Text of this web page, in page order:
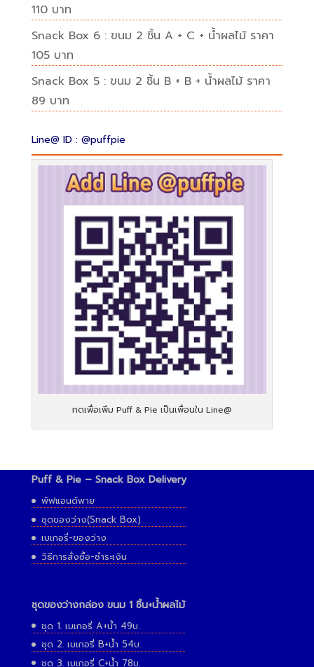
110 บาท
Snack Box 6 : ขนม 2 ชิ้น A + C + น้ำผลไม้ ราคา
105 บาท
Snack Box 5 : ขนม 2 ชิ้น B + B + น้ำผลไม้ ราคา
89 บาท
Line@ ID : @puffpie
กดเพื่อเพิ่ม Puff & Pie เป็นเพื่อนใน Line@
Puff & Pie – Snack Box Delivery
พัฟแอนด์พาย
ชุดของว่าง(Snack Box)
เบเกอรี่-ของว่าง
วิธีการสั่งซื้อ-ชำระเงิน
ชุดของว่างกล่อง ขนม 1 ชิ้น+น้ำผลไม้
ชุด 1. เบเกอรี่ A+น้ำ 49บ.
ชุด 2. เบเกอรี่ B+น้ำ 54บ.
ชุด 3. เบเกอรี่ C+น้ำ 78บ.